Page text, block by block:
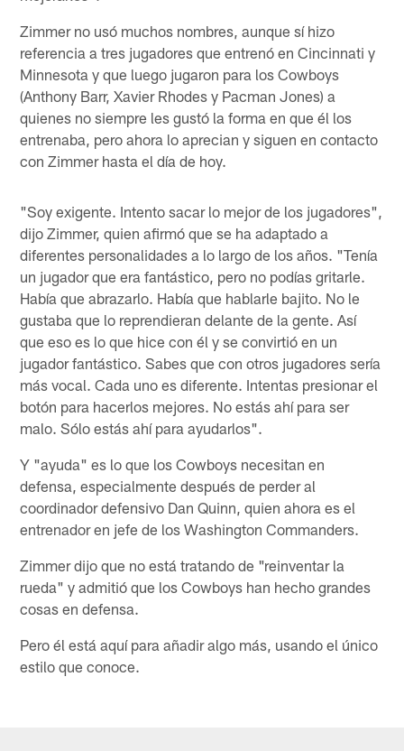
Zimmer no usó muchos nombres, aunque sí hizo
referencia a tres jugadores que entrenó en Cincinnati y
Minnesota y que luego jugaron para los Cowboys
(Anthony Barr, Xavier Rhodes y Pacman Jones) a
quienes no siempre les gustó la forma en que él los
entrenaba, pero ahora lo aprecian y siguen en contacto
con Zimmer hasta el día de hoy.
"Soy exigente. Intento sacar lo mejor de los jugadores",
dijo Zimmer, quien afirmó que se ha adaptado a
diferentes personalidades a lo largo de los años. "Tenía
un jugador que era fantástico, pero no podías gritarle.
Había que abrazarlo. Había que hablarle bajito. No le
gustaba que lo reprendieran delante de la gente. Así
que eso es lo que hice con él y se convirtió en un
jugador fantástico. Sabes que con otros jugadores sería
más vocal. Cada uno es diferente. Intentas presionar el
botón para hacerlos mejores. No estás ahí para ser
malo. Sólo estás ahí para ayudarlos".
Y "ayuda" es lo que los Cowboys necesitan en
defensa, especialmente después de perder al
coordinador defensivo Dan Quinn, quien ahora es el
entrenador en jefe de los Washington Commanders.
Zimmer dijo que no está tratando de "reinventar la
rueda" y admitió que los Cowboys han hecho grandes
cosas en defensa.
Pero él está aquí para añadir algo más, usando el único
estilo que conoce.